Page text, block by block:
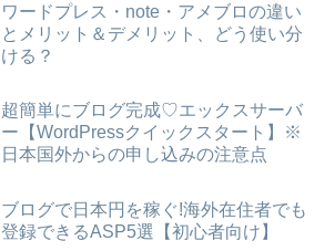
ワードプレス・note・アメブロの違い
とメリット＆デメリット、どう使い分
ける？
超簡単にブログ完成♡エックスサーバ
ー【WordPressクイックスタート】※
日本国外からの申し込みの注意点
ブログで日本円を稼ぐ!海外在住者でも
登録できるASP5選【初心者向け】